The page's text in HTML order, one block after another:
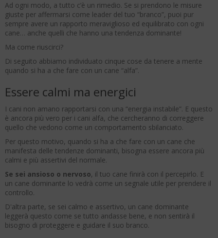
Ad ogni modo, a tutto c’è un rimedio. Se si prendono le misure
giuste per affermarsi come leader del tuo “branco”, puoi pur
sempre avere un rapporto meraviglioso ed equilibrato con ogni
cane… anche quelli che hanno una tendenza dominante!
Ma come riuscirci?
Di seguito abbiamo individuato cinque cose da tenere a mente
quando si ha a che fare con un cane “alfa”.
Essere calmi ma energici
I cani non amano rapportarsi con una “energia instabile”. E questo
è ancora più vero per i cani alfa, che cercheranno di correggere
quello che vedono come un comportamento sbilanciato.
Per questo motivo, quando si ha a che fare con un cane che
manifesta delle tendenze dominanti, bisogna essere ancora più
calmi e più assertivi del normale.
Se sei ansioso o nervoso, il tuo cane finirà con il percepirlo. E
un cane dominante lo vedrà come un segnale utile per prendere il
controllo.
D'altra parte, se sei calmo e assertivo, un cane dominante
leggerà questo come se tutto andasse bene, e non sentirà il
bisogno di proteggere e guidare il suo branco.